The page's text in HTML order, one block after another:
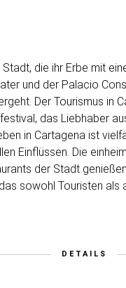
die ihr Erbe mit
und der Palacio
Der Tourismus in
das Liebhaber
in Cartagena ist
Einflüssen. Die
der Stadt
sowohl Touristen
DETAILS